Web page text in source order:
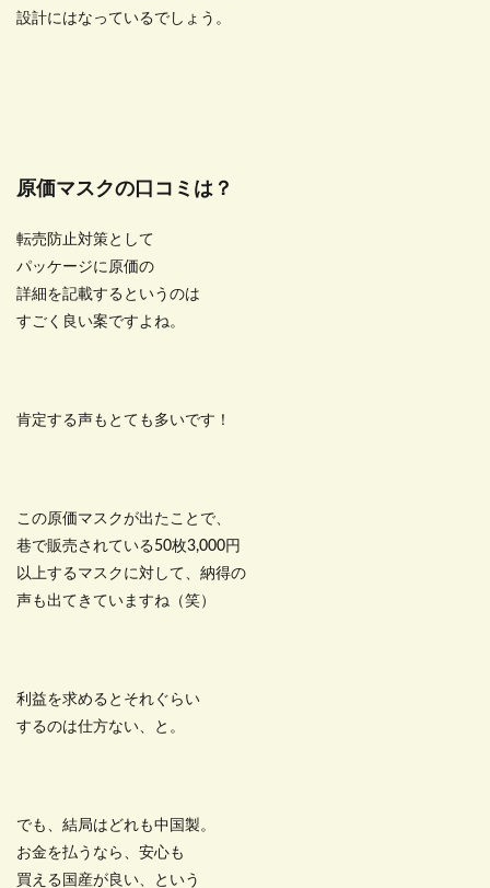
設計にはなっているでしょう。
原価マスクの口コミは？
転売防止対策として
パッケージに原価の
詳細を記載するというのは
すごく良い案ですよね。
肯定する声もとても多いです！
この原価マスクが出たことで、
巷で販売されている50枚3,000円
以上するマスクに対して、納得の
声も出てきていますね（笑）
利益を求めるとそれぐらい
するのは仕方ない、と。
でも、結局はどれも中国製。
お金を払うなら、安心も
買える国産が良い、という